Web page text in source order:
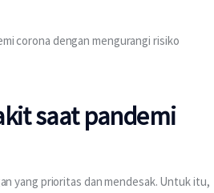
corona dengan mengurangi risiko
saat pandemi
yang prioritas dan mendesak. Untuk itu,